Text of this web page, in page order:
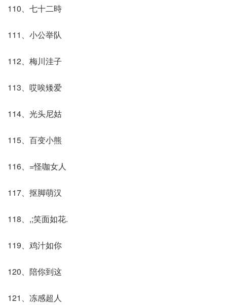
110、七十二時
111、小公举队
112、梅川洼子
113、哎唉矮爱
114、光头尼姑
115、百变小熊
116、=怪咖女人
117、抠脚萌汉
118、,;笑面如花.
119、鸡汁如你
120、陪你到这
121、冻感超人